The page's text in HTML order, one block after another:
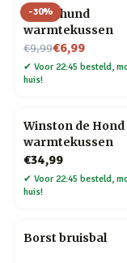
-30%
Dachshund
warmtekussen
€9,99
Nu voor€6,99
✔ Voor 22:45 besteld,
huis!
Winston de Hond
warmtekussen
€34,99
✔ Voor 22:45 besteld,
huis!
Borst bruisbal